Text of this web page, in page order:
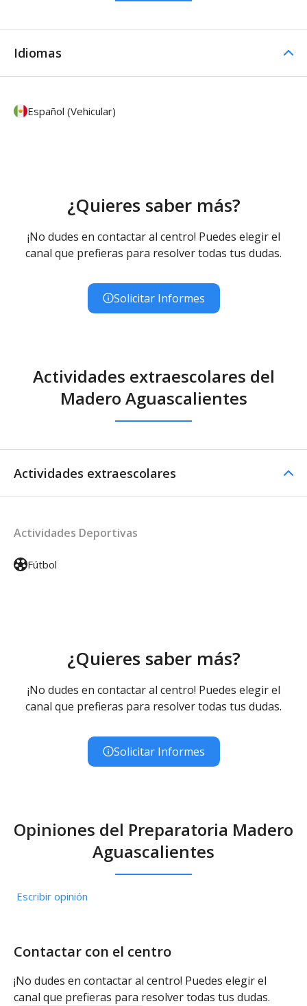
Idiomas
Español (Vehicular)
¿Quieres saber más?
¡No dudes en contactar al centro! Puedes elegir el
canal que prefieras para resolver todas tus dudas.
Solicitar Informes
Actividades extraescolares del
Madero Aguascalientes
Actividades extraescolares
Actividades Deportivas
Fútbol
¿Quieres saber más?
¡No dudes en contactar al centro! Puedes elegir el
canal que prefieras para resolver todas tus dudas.
Solicitar Informes
Opiniones del Preparatoria Madero
Aguascalientes
Escribir opinión
Contactar con el centro
¡No dudes en contactar al centro! Puedes elegir el
canal que prefieras para resolver todas tus dudas.